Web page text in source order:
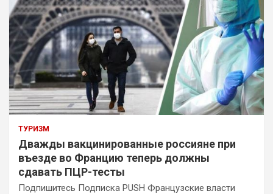
ТУРИЗМ
Дважды вакцинированные россияне при
въезде во Францию теперь должны
сдавать ПЦР-тесты
Подпишитесь Подписка PUSH Французские власти